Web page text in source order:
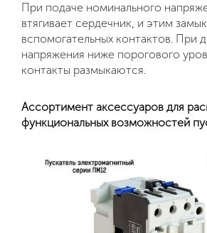
При подаче номинального
втягивает сердечник, и этим
вспомогательных контактов. При
напряжения ниже порогового
контакты размыкаются.
Ассортимент аксессуаров для
функциональных возможностей